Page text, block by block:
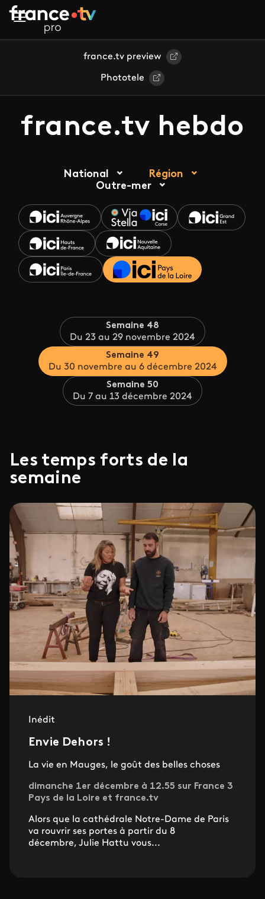
Aller au contenu principal
france.tv preview
Phototele
france.tv hebdo
National
Région
Outre-mer
Semaine 48
Du 23 au 29 novembre 2024
Semaine 49
Du 30 novembre au 6 décembre 2024
Semaine 50
Du 7 au 13 décembre 2024
Les temps forts de la
semaine
Inédit
Envie Dehors !
La vie en Mauges, le goût des belles choses
dimanche 1er décembre à 12.55 sur France 3
Pays de la Loire et france.tv
Alors que la cathédrale Notre-Dame de Paris
va rouvrir ses portes à partir du 8
décembre, Julie Hattu vous...